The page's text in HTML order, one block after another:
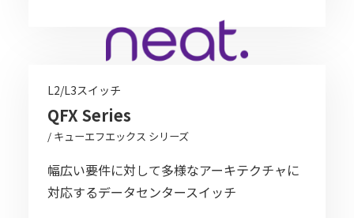
L2/L3スイッチ
QFX Series
/ キューエフエックス シリーズ
幅広い要件に対して多様なアーキテクチャに
対応するデータセンタースイッチ